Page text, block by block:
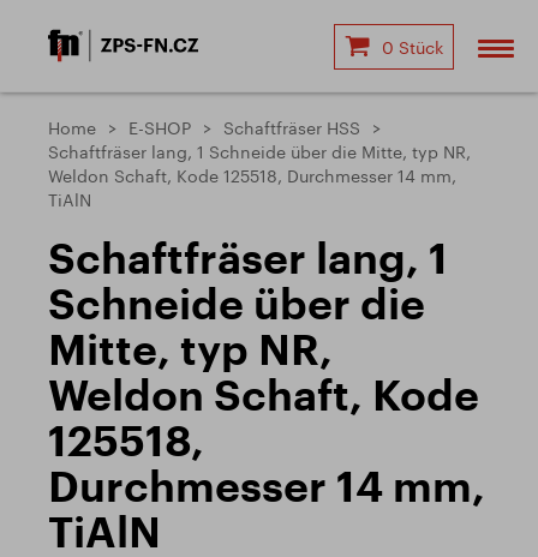
0 Stück
Home E-SHOP
Schaftfräser HSS
Schaftfräser lang, 1 Schneide über die Mitte, typ NR,
Weldon Schaft, Kode 125518, Durchmesser 14 mm,
TiAlN
Schaftfräser lang, 1
Schneide über die
Mitte, typ NR,
Weldon Schaft, Kode
125518,
Durchmesser 14 mm,
TiAlN